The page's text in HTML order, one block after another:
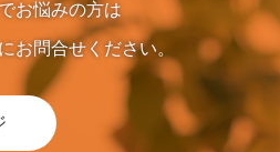
お悩みの方は
お問合せください。